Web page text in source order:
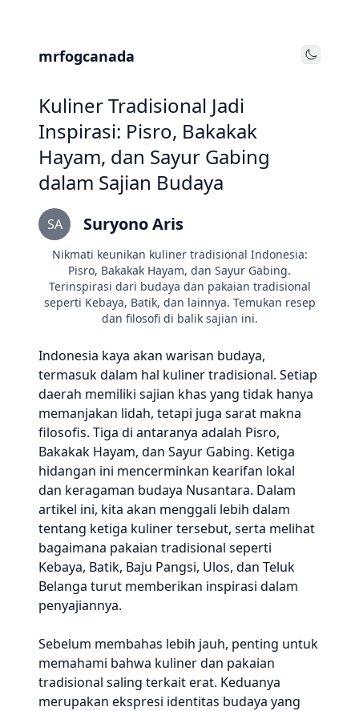
mrfogcanada Toggle
Kuliner Tradisional Jadi
Inspirasi: Pisro, Bakakak
Hayam, dan Sayur Gabing
dalam Sajian Budaya
SA Suryono Aris
Nikmati keunikan kuliner tradisional Indonesia:
Pisro, Bakakak Hayam, dan Sayur Gabing.
Terinspirasi dari budaya dan pakaian tradisional
seperti Kebaya, Batik, dan lainnya. Temukan resep
dan filosofi di balik sajian ini.
Indonesia kaya akan warisan budaya,
termasuk dalam hal kuliner tradisional. Setiap
daerah memiliki sajian khas yang tidak hanya
memanjakan lidah, tetapi juga sarat makna
filosofis. Tiga di antaranya adalah Pisro,
Bakakak Hayam, dan Sayur Gabing. Ketiga
hidangan ini mencerminkan kearifan lokal
dan keragaman budaya Nusantara. Dalam
artikel ini, kita akan menggali lebih dalam
tentang ketiga kuliner tersebut, serta melihat
bagaimana pakaian tradisional seperti
Kebaya, Batik, Baju Pangsi, Ulos, dan Teluk
Belanga turut memberikan inspirasi dalam
penyajiannya.
Sebelum membahas lebih jauh, penting untuk
memahami bahwa kuliner dan pakaian
tradisional saling terkait erat. Keduanya
merupakan ekspresi identitas budaya yang